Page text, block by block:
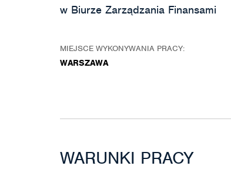
w Biurze Zarządzania Finansami
MIEJSCE WYKONYWANIA PRACY:
WARSZAWA
WARUNKI PRACY